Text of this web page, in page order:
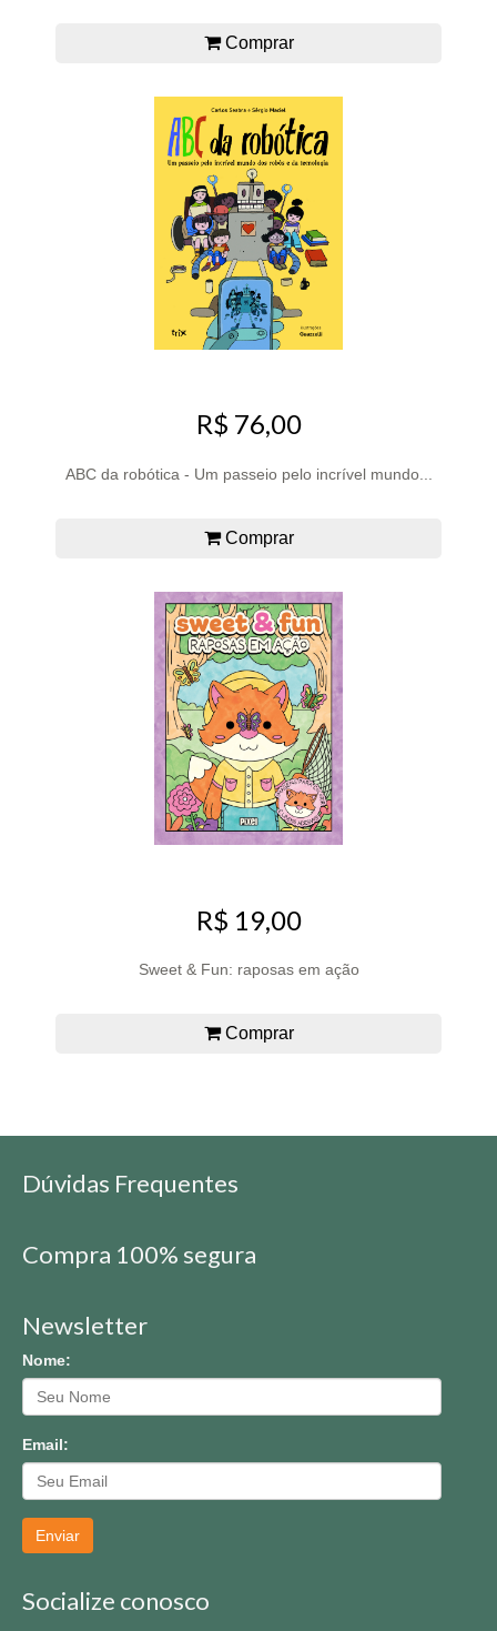
Comprar
R$ 76,00
ABC da robótica - Um passeio pelo incrível mundo...
Comprar
R$ 19,00
Sweet & Fun: raposas em ação
Comprar
Dúvidas Frequentes
Compra 100% segura
Newsletter
Nome:
Email:
Enviar
Socialize conosco